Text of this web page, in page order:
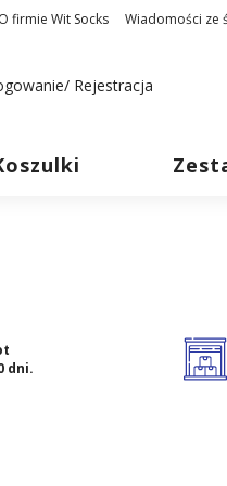
O firmie Wit Socks Wiadomości ze
Rejestracja
dni.